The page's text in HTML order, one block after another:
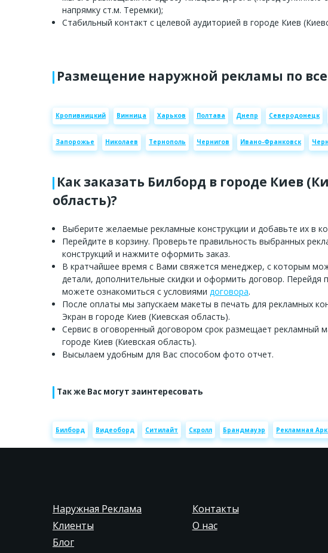
напрямку ст.м. Теремки);
Стабильный контакт с целевой аудиторией в городе Киев
Размещение наружной рекламы по
Кропивницкий Винница Харьков Полтава Днепр Северодонецк
Запорожье Николаев Тернополь Чернигов Ивано-Франковск
Как заказать Билборд в городе Киев
область)?
Выберите желаемые рекламные конструкции и добавьте их в
Перейдите в корзину. Проверьте правильность выбранных
конструкций и нажмите оформить заказ.
В кратчайшее время с Вами свяжется менеджер, с которым
детали, дополнительные скидки и оформить договор. Перейдя
можете ознакомиться с условиями договора.
После оплаты мы запускаем макеты в печать для рекламных
Экран в городе Киев (Киевская область).
Сервис в оговоренный договором срок размещает рекламный
городе Киев (Киевская область).
Высылаем удобным для Вас способом фото отчет.
Так же Вас могут заинтересовать
Билборд Видеоборд Ситилайт Скролл Брандмауэр Рекламная
Наружная Реклама
Клиенты
Блог
Контакты
О нас